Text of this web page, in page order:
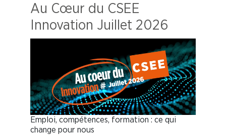
Au Cœur du CSEE
Innovation Juillet 2026
Emploi, compétences, formation : ce qui
change pour nous